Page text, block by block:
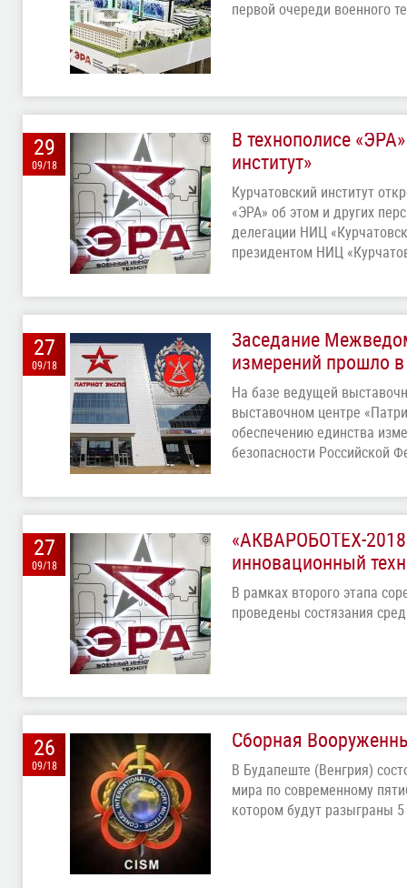
первой очереди военного
29
09/18
В технополисе
институт»
Курчатовский институт
«ЭРА» об этом и других
делегации НИЦ
президентом НИЦ
27
09/18
Заседание
измерений прошло
На базе ведущей
выставочном центре
обеспечению единства
безопасности Российской
27
09/18
«АКВАРОБОТЕХ-
инновационный
В рамках второго этапа
проведены состязания
26
09/18
Сборная
В Будапеште (Венгрия)
мира по современному
котором будут разыграны